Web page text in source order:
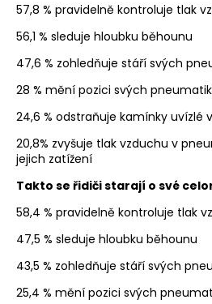
57,8 % pravidelně kontroluje tlak
56,1 % sleduje hloubku běhounu
47,6 % zohledňuje stáří svých
28 % mění pozici svých pneumatik
24,6 % odstraňuje kamínky uvízlé
20,8% zvyšuje tlak vzduchu v
jejich zatížení
Takto se řidiči starají o své
58,4 % pravidelně kontroluje tlak
47,5 % sleduje hloubku běhounu
43,5 % zohledňuje stáří svých
25,4 % mění pozici svých